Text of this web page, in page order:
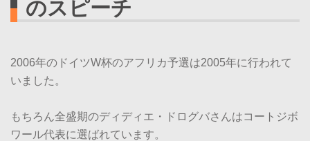
のスピーチ
2006年のドイツW杯のアフリカ予選は2005年に行われて
いました。
もちろん全盛期のディディエ・ドログバさんはコートジボ
ワール代表に選ばれています。